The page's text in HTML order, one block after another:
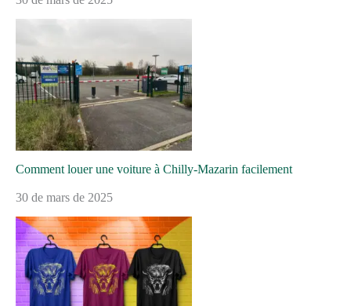
Comment louer une voiture à Chilly-Mazarin facilement
30 de mars de 2025